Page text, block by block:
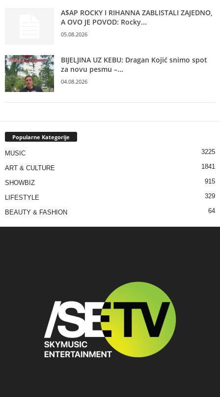
A$AP ROCKY I RIHANNA ZABLISTALI ZAJEDNO,
A OVO JE POVOD: Rocky...
05.08.2026
BIJELJINA UZ KEBU: Dragan Kojić snimo spot
za novu pesmu –...
04.08.2026
Popularne Kategorije
MUSIC 3225
ART & CULTURE 1841
SHOWBIZ 915
LIFESTYLE 329
BEAUTY & FASHION 64